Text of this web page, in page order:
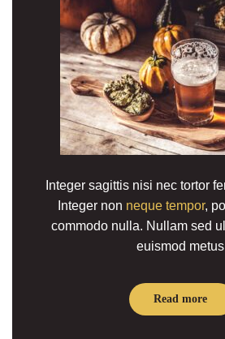
Integer sagittis nisi nec tortor
Integer non neque tempor,
commodo nulla. Nullam sed
euismod
Read more